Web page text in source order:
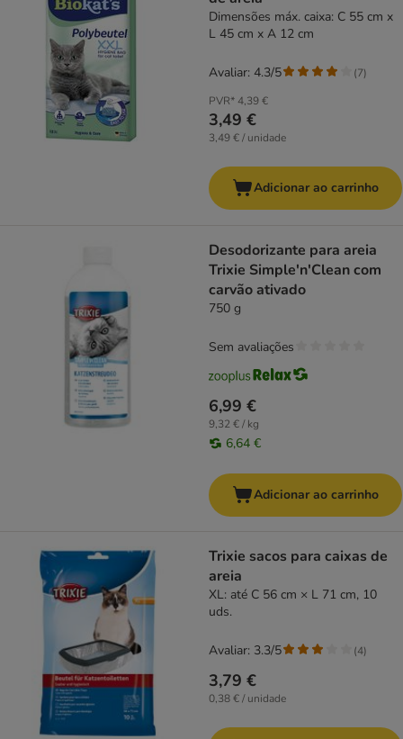
Dimensões máx. caixa: C 55 cm x
L 45 cm x A 12 cm
PVR*4,39 €
3,49 €
3,49 € / unidade
Avaliar: 4.3/5 (7)
Adicionar ao carrinho
Desodorizante para areia
Trixie Simple'n'Clean com
carvão ativado
750 g
6,99 €
9,32 € / kg
6,64 €
Sem avaliações
Adicionar ao carrinho
Trixie sacos para caixas de
areia
XL: até C 56 cm × L 71 cm, 10
uds.
3,79 €
0,38 € / unidade
Avaliar: 3.3/5 (4)